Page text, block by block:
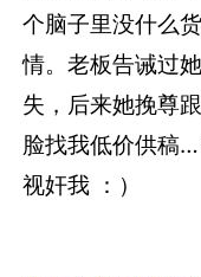
个脑子里没什么
情。老板告诫过
失，后来她挽尊
脸找我低价供稿
视奸我 ：）